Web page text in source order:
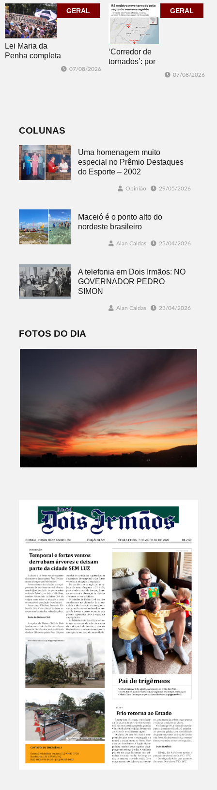
jogos
corpo que cai”
GERAL
Lei Maria da
Penha completa
07/08/2026
GERAL
‘Corredor de
tornados’: por
07/08/2026
COLUNAS
Uma homenagem muito
especial no Prêmio Destaques
do Esporte – 2002
Opinião 29/05/2026
Maceió é o ponto alto do
nordeste brasileiro
Alan Caldas 23/04/2026
A telefonia em Dois Irmãos: NO
GOVERNADOR PEDRO
SIMON
Alan Caldas 23/04/2026
FOTOS DO DIA